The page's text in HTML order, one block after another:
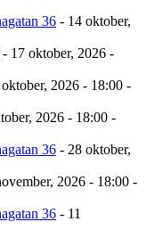
36 - 14 oktober,
- 17 oktober, 2026 -
2026 - 18:00 -
2026 - 18:00 -
36 - 28 oktober,
2026 - 18:00 -
36 - 11